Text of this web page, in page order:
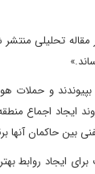
تحلیلی منتشر
و حملات
ایجاد اجماع
بین حاکمان آنها
ایجاد روابط